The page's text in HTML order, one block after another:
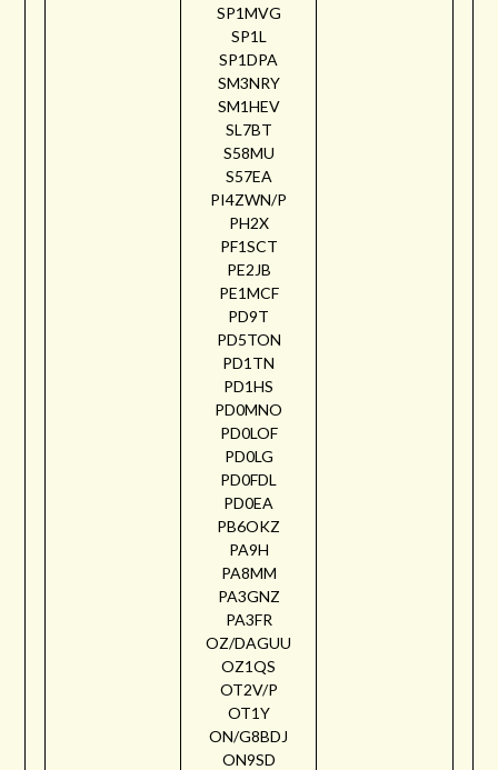
SP1MVG
SP1L
SP1DPA
SM3NRY
SM1HEV
SL7BT
S58MU
S57EA
PI4ZWN/P
PH2X
PF1SCT
PE2JB
PE1MCF
PD9T
PD5TON
PD1TN
PD1HS
PD0MNO
PD0LOF
PD0LG
PD0FDL
PD0EA
PB6OKZ
PA9H
PA8MM
PA3GNZ
PA3FR
OZ/DAGUU
OZ1QS
OT2V/P
OT1Y
ON/G8BDJ
ON9SD